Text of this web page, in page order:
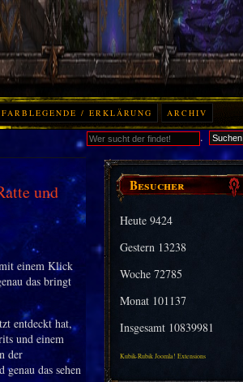
FARBLEGENDE / ERKLÄRUNG ARCHIV
. Suchen
Besucher
Heute9424
Gestern 13238
Woche72785
Monat 101137
Insgesamt 10839981
Kubik-Rubik Joomla! Extensions
und
einem Klick
das bringt
entdeckt hat,
und einem
der
das sehen